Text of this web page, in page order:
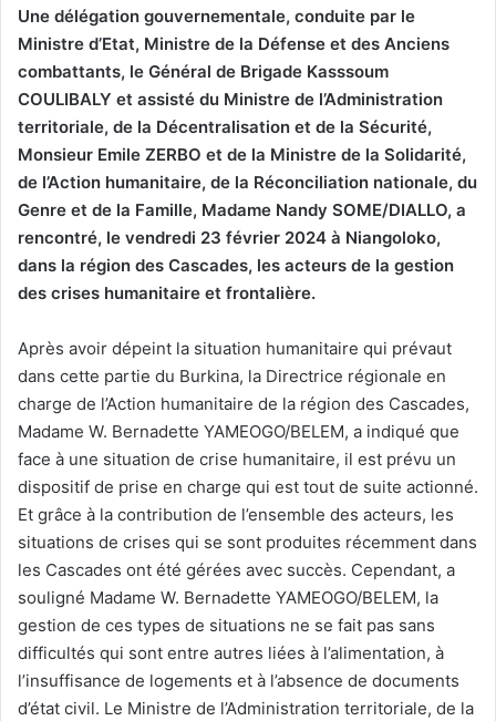
Une délégation gouvernementale, conduite par le
Ministre d’Etat, Ministre de la Défense et des Anciens
combattants, le Général de Brigade Kasssoum
COULIBALY et assisté du Ministre de l’Administration
territoriale, de la Décentralisation et de la Sécurité,
Monsieur Emile ZERBO et de la Ministre de la Solidarité,
de l’Action humanitaire, de la Réconciliation nationale, du
Genre et de la Famille, Madame Nandy SOME/DIALLO, a
rencontré, le vendredi 23 février 2024 à Niangoloko,
dans la région des Cascades, les acteurs de la gestion
des crises humanitaire et frontalière.
Après avoir dépeint la situation humanitaire qui prévaut
dans cette partie du Burkina, la Directrice régionale en
charge de l’Action humanitaire de la région des Cascades,
Madame W. Bernadette YAMEOGO/BELEM, a indiqué que
face à une situation de crise humanitaire, il est prévu un
dispositif de prise en charge qui est tout de suite actionné.
Et grâce à la contribution de l’ensemble des acteurs, les
situations de crises qui se sont produites récemment dans
les Cascades ont été gérées avec succès. Cependant, a
souligné Madame W. Bernadette YAMEOGO/BELEM, la
gestion de ces types de situations ne se fait pas sans
difficultés qui sont entre autres liées à l’alimentation, à
l’insuffisance de logements et à l’absence de documents
d’état civil. Le Ministre de l’Administration territoriale, de la